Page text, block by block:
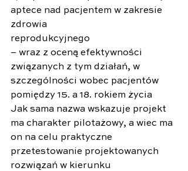
aptece nad pacjentem w zakresie
zdrowia
reprodukcyjnego
– wraz z oceną efektywności
związanych z tym działań, w
szczególności wobec pacjentów
pomiędzy 15. a 18. rokiem życia
Jak sama nazwa wskazuje projekt
ma charakter pilotażowy, a wiec ma
on na celu praktyczne
przetestowanie projektowanych
rozwiązań w kierunku